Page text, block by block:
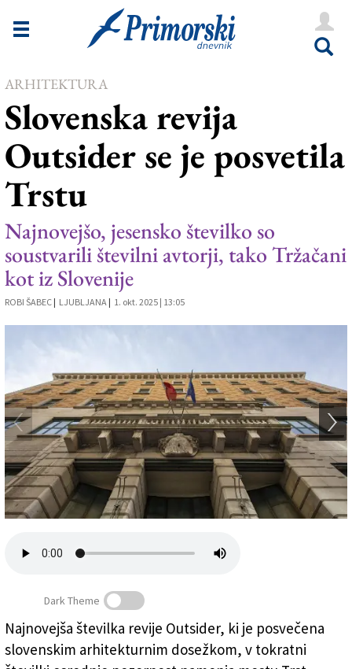
Novice
Goriška
Kultura
Šport
Še
Vreme
V Kioskih
Zadruga PD
Naročnine
ARHITEKTURA
Slovenska revija
Outsider se je posvetila
Trstu
Najnovejšo, jesensko številko so
soustvarili številni avtorji, tako Tržačani
kot iz Slovenije
ROBI ŠABEC | LJUBLJANA | 1. okt. 2025 | 13:05
V reviji Outsider lahko med drugim beremo o Narodnem
domu v Trstu (GIOVANNINI/FOTODAMJ@N)
Dark Theme
Najnovejša številka revije Outsider, ki je posvečena
slovenskim arhitekturnim dosežkom, v tokratni